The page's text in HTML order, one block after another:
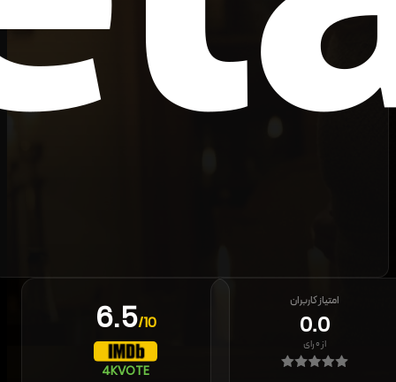
6.5/10
4KVOTE
امتیاز کاربران
0.0
از۰رای